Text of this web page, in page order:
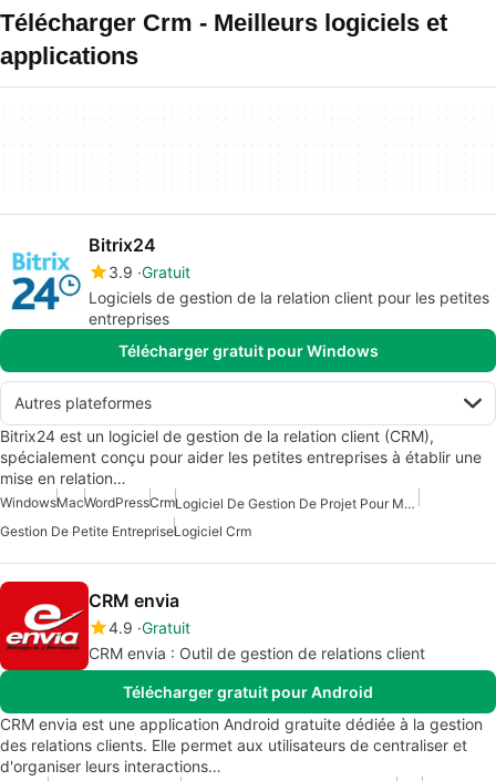
Télécharger Crm - Meilleurs logiciels et
applications
Bitrix24
3.9 Gratuit
Logiciels de gestion de la relation client pour les petites
entreprises
Télécharger gratuit pour Windows
Autres plateformes
Bitrix24 est un logiciel de gestion de la relation client (CRM),
spécialement conçu pour aider les petites entreprises à établir une
mise en relation…
WindowsMacWordPressCrm
Logiciel De Gestion De Projet Pour Mac
Gestion De Petite EntrepriseLogiciel Crm
CRM envia
4.9 Gratuit
CRM envia : Outil de gestion de relations client
Télécharger gratuit pour Android
CRM envia est une application Android gratuite dédiée à la gestion
des relations clients. Elle permet aux utilisateurs de centraliser et
d'organiser leurs interactions…